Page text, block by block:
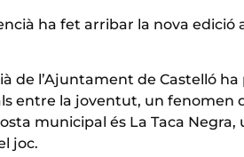
ha fet arribar la nova edició
de l’Ajuntament de Castelló
entre la joventut, un fenomen
municipal és La Taca Negra,
joc.